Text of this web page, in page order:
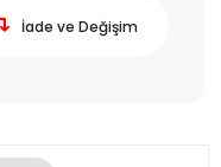
İade ve Değişim